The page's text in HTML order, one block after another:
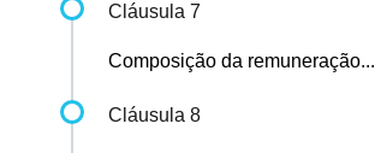
Cláusula 7
Composição da remuneração...
Cláusula 8